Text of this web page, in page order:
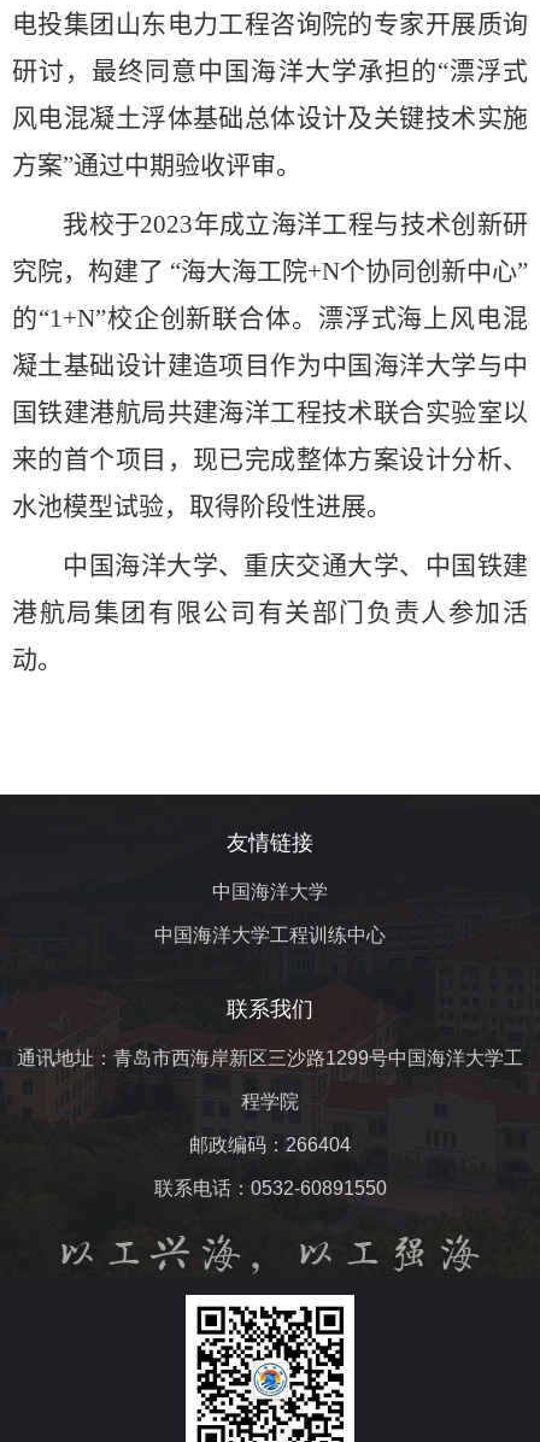
电投集团山东电力工程咨询院的专家开展质询
研讨，最终同意中国海洋大学承担的“漂浮式
风电混凝土浮体基础总体设计及关键技术实施
方案”通过中期验收评审。
我校于2023年成立海洋工程与技术创新研
究院，构建了 “海大海工院+N个协同创新中心”
的“1+N”校企创新联合体。漂浮式海上风电混
凝土基础设计建造项目作为中国海洋大学与中
国铁建港航局共建海洋工程技术联合实验室以
来的首个项目，现已完成整体方案设计分析、
水池模型试验，取得阶段性进展。
中国海洋大学、重庆交通大学、中国铁建
港航局集团有限公司有关部门负责人参加活
动。
友情链接
中国海洋大学
中国海洋大学工程训练中心
联系我们
通讯地址：青岛市西海岸新区三沙路1299号中国海洋大学工
程学院
邮政编码：266404
联系电话：0532-60891550